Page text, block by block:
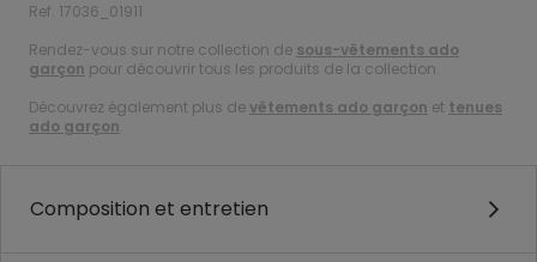
Ref. 17036_01911
Rendez-vous sur notre collection de sous-vêtements ado
garçon pour découvrir tous les produits de la collection.
Découvrez également plus devêtements ado garçon et tenues
ado garçon.
Composition et entretien